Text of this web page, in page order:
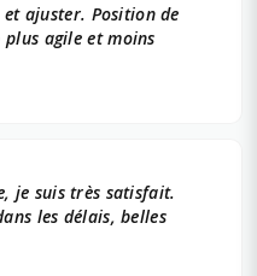
ajuster. Position de
agile et moins
je suis très satisfait.
les délais, belles